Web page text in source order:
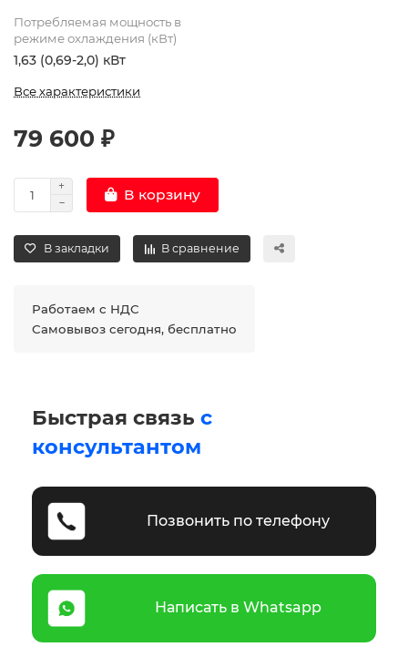
Потребляемая мощность в
режиме охлаждения (кВт)
1,63 (0,69-2,0) кВт
Все характеристики
79 600 ₽
В корзину
В закладки В сравнение
Работаем с НДС
Самовывоз сегодня, бесплатно
Быстрая связь с
консультантом
Позвонить по телефону
Написать в Whatsapp